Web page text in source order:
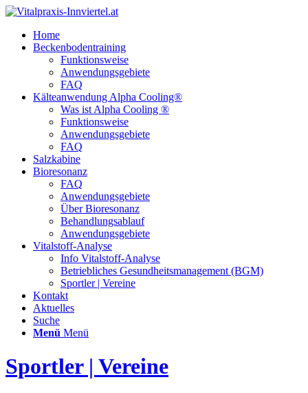
Home
Beckenbodentraining
Funktionsweise
Anwendungsgebiete
FAQ
Kälteanwendung Alpha Cooling®
Was ist Alpha Cooling ®
Funktionsweise
Anwendungsgebiete
FAQ
Salzkabine
Bioresonanz
FAQ
Anwendungsgebiete
Über Bioresonanz
Behandlungsablauf
Anwendungsgebiete
Vitalstoff-Analyse
Info Vitalstoff-Analyse
Betriebliches Gesundheitsmanagement (BGM)
Sportler | Vereine
Kontakt
Aktuelles
Suche
Menü Menü
Sportler | Vereine